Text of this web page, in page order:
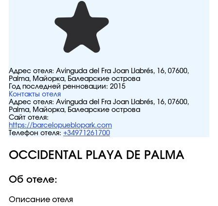
Адрес отеля: Avinguda del Fra Joan Llabrés, 16, 07600,
Palma, Майорка, Балеарские острова
Год последней ренновации: 2015
Контакты отеля
Адрес отеля: Avinguda del Fra Joan Llabrés, 16, 07600,
Palma, Майорка, Балеарские острова
Сайт отеля:
https://barcelopueblopark.com
Телефон отеля: +34971261700
OCCIDENTAL PLAYA DE PALMA
Об отеле:
Описание отеля